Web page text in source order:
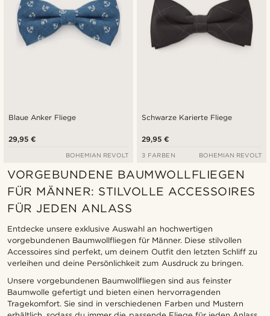
Blaue Anker Fliege
29,95 €
BOHEMIAN REVOLT
Schwarze Karierte Fliege
29,95 €
3 FARBEN BOHEMIAN REVOLT
VORGEBUNDENE BAUMWOLLFLIEGEN
FÜR MÄNNER: STILVOLLE ACCESSOIRES
FÜR JEDEN ANLASS
Entdecke unsere exklusive Auswahl an hochwertigen
vorgebundenen Baumwollfliegen für Männer. Diese stilvollen
Accessoires sind perfekt, um deinem Outfit den letzten Schliff zu
verleihen und deine Persönlichkeit zum Ausdruck zu bringen.
Unsere vorgebundenen Baumwollfliegen sind aus feinster
Baumwolle gefertigt und bieten einen hervorragenden
Tragekomfort. Sie sind in verschiedenen Farben und Mustern